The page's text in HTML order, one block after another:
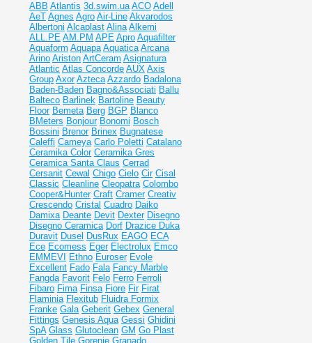
ABB Atlantis 3d.swim.ua ACO Adell
AeT Agnes Agro Air-Line Akvarodos
Albertoni Alcaplast Alina Alkemi
ALL.PE AM.PM APE Apro Aquafilter
Aquaform Aquapa Aquatica Arcana
Arino Ariston ArtCeram Asignatura
Atlantic Atlas Concorde AUX Axis
Group Axor Azteca Azzardo Badalona
Baden-Baden Bagno&Associati Ballu
Balteco Barlinek Bartoline Beauty
Floor Bemeta Berg BGP Blanco
BMeters Bonjour Bonomi Bosch
Bossini Brenor Brinex Bugnatese
Caleffi Cameya Carlo Poletti Catalano
Ceramika Color Ceramika Gres
Ceramiсa Santa Claus Cerrad
Cersanit Cewal Chigo Cielo Cir Cisal
Classic Cleanline Cleopatra Colombo
Cooper&Hunter Craft Cramer Creativ
Crescendo Cristal Cuadro Daiko
Damixa Deante Devit Dexter Disegno
Disegno Ceramica Dorf Drazice Duka
Duravit Dusel DusRux EAGO ECA
Ece Ecomess Eger Electrolux Emco
EMMEVI
Ethno Euroser Evole
Excellent Fado Fala Fancy Marble
Fangda Favorit Felo Ferro Ferroli
Fibaro Fima Finsa Fiore Fir Firat
Flaminia Flexitub Fluidra Formix
Franke Gala Geberit Gebex General
Fittings Genesis Aqua Gessi Ghidini
SpA Glass Glutoclean GM Go Plast
Golden Tile Gorenje Granado